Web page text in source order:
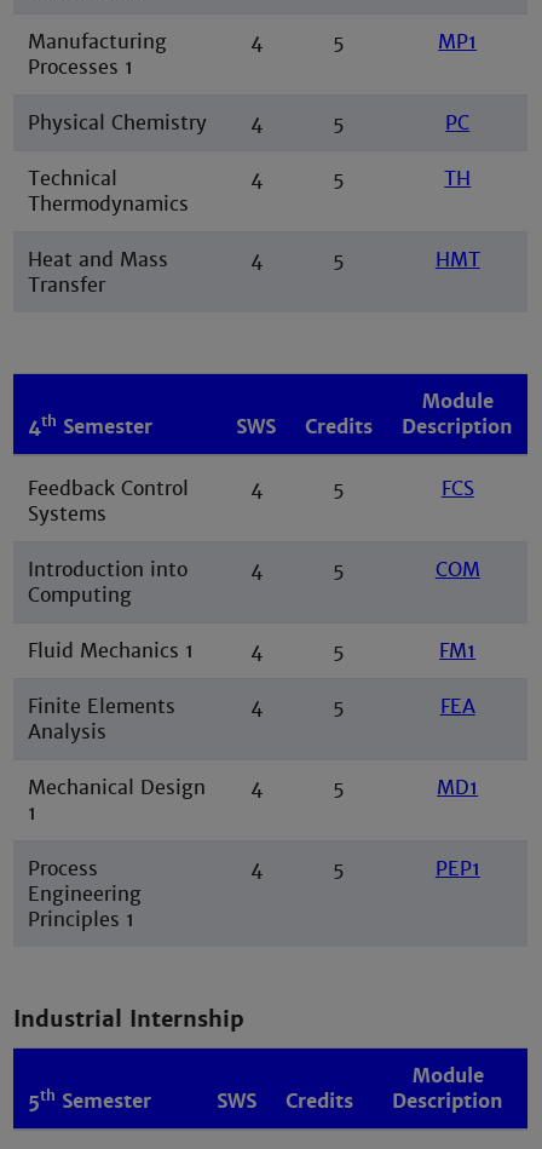
Manufacturing
Processes 1
4 5 MP1
Physical Chemistry 4 5 PC
Technical
Thermodynamics
4 5 TH
Heat and Mass
Transfer
4 5 HMT
4th Semester SWS Credits
Module
Description
Feedback Control
Systems
4 5 FCS
Introduction into
Computing
4 5 COM
Fluid Mechanics 1 4 5 FM1
Finite Elements
Analysis
4 5 FEA
Mechanical Design
1
4 5 MD1
Process
Engineering
Principles 1
4 5 PEP1
Industrial Internship
5th Semester SWS Credits
Module
Description